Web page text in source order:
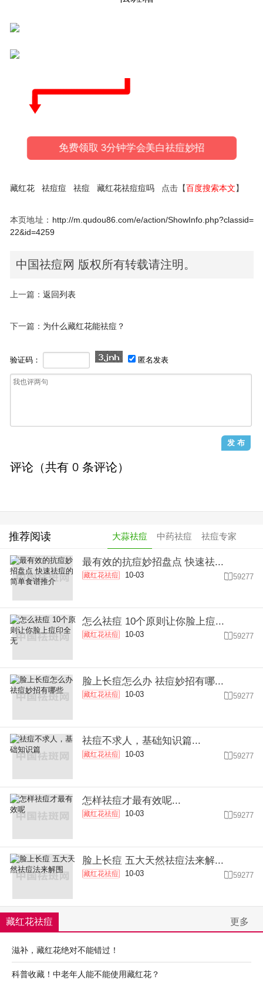
免费领取 3分钟学会美白祛痘妙招
藏红花 祛痘痘 祛痘 藏红花祛痘痘吗点击【百度搜索本文】
本页地址： http://m.qudou86.com/e/action/ShowInfo.php?classid=
22&id=4259
中国祛痘网 版权所有转载请注明。
上一篇： 返回列表
下一篇： 为什么藏红花能祛痘？
验证码： 匿名发表
评论（共有 0 条评论）
推荐阅读 大蒜祛痘 中药祛痘 祛痘专家
最有效的抗痘妙招盘点 快速祛...
藏红花祛痘 10-03 59277
怎么祛痘 10个原则让你脸上痘...
藏红花祛痘 10-03 59277
脸上长痘怎么办 祛痘妙招有哪...
藏红花祛痘 10-03 59277
祛痘不求人，基础知识篇...
藏红花祛痘 10-03 59277
怎样祛痘才最有效呢...
藏红花祛痘 10-03 59277
脸上长痘 五大天然祛痘法来解...
藏红花祛痘 10-03 59277
藏红花祛痘 更多
滋补，藏红花绝对不能错过！
科普收藏！中老年人能不能使用藏红花？